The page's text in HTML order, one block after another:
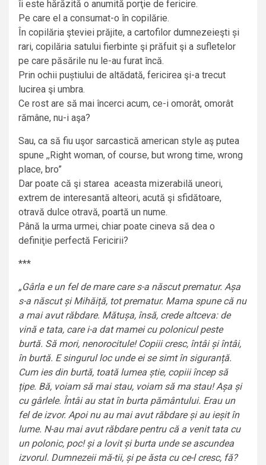
îi este hărăzită o anumită porţie de fericire.
Pe care el a consumat-o în copilărie.
În copilăria şteviei prăjite, a cartofilor dumnezeieşti și
rari, copilăria satului fierbinte şi prăfuit şi a sufletelor
pe care păsările nu le-au furat încă.
Prin ochii puștiului de altădată, fericirea şi-a trecut
lucirea şi umbra.
Ce rost are să mai încerci acum, ce-i omorât, omorât
rămâne, nu-i aşa?
Sau, ca să fiu uşor sarcastică american style aş putea
spune ,,Right woman, of course, but wrong time, wrong
place, bro”
Dar poate că şi starea aceasta mizerabilă uneori,
extrem de interesantă alteori, acută şi sfidătoare,
otravă dulce otravă, poartă un nume.
Până la urma urmei, chiar poate cineva să dea o
definiţie perfectă Fericirii?
***
„Gârla e un fel de mare care s-a născut prematur. Așa
s-a născut și Mihăiță, tot prematur. Mama spune că nu
a mai avut răbdare. Mătușa, însă, crede altceva: de
vină e tata, care i-a dat mamei cu polonicul peste
burtă. Să mori, nenorocitule! Copiii cresc, întâi și întâi,
în burtă. E singurul loc unde ei se simt în siguranță.
Cum ies din burtă, toată lumea știe, copiii încep să
țipe. Bă, voiam să mai stau, voiam să ma stau! Așa și
cu gârlele. Întâi au stat în burta pământului. Erau un
fel de izvor. Apoi nu au mai avut răbdare și au ieșit în
lume. N-au mai avut răbdare pentru că a venit tata cu
un polonic, poc! și a lovit și burta unde se ascundea
izvorul. Dumnezeii mă-tii, și pe ăsta cu ce-l cresc, fă?